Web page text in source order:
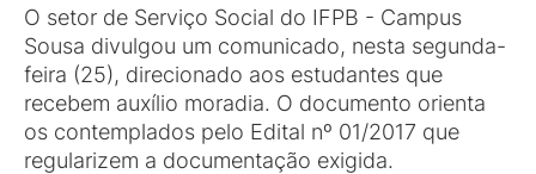
O setor de Serviço Social do IFPB - Campus
Sousa divulgou um comunicado, nesta segunda-
feira (25), direcionado aos estudantes que
recebem auxílio moradia. O documento orienta
os contemplados pelo Edital nº 01/2017 que
regularizem a documentação exigida.